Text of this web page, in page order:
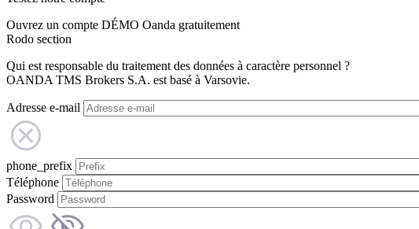
Ouvrez un compte DÉMO Oanda gratuitement
Rodo section
Qui est responsable du traitement des données à caractère personnel ?
OANDA TMS Brokers S.A. est basé à Varsovie.
Adresse e-mail
phone_prefix
Téléphone
Password